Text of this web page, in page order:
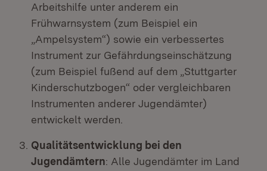
Arbeitshilfe unter anderem ein
Frühwarnsystem (zum Beispiel ein
„Ampelsystem“) sowie ein verbessertes
Instrument zur Gefährdungseinschätzung
(zum Beispiel fußend auf dem „Stuttgarter
Kinderschutzbogen“ oder vergleichbaren
Instrumenten anderer Jugendämter)
entwickelt werden.
Qualitätsentwicklung bei den
Jugendämtern: Alle Jugendämter im Land